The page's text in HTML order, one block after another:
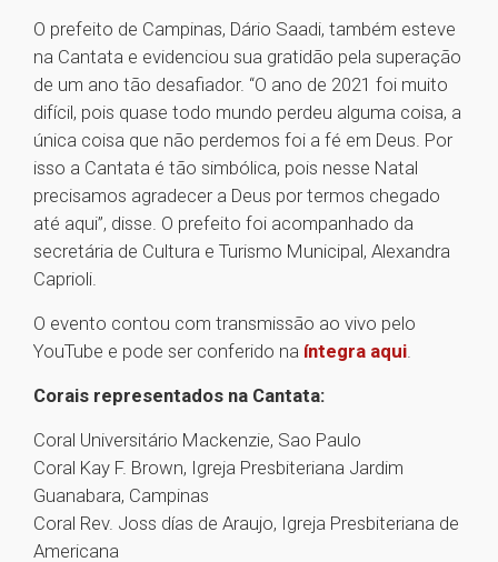
O prefeito de Campinas, Dário Saadi, também esteve
na Cantata e evidenciou sua gratidão pela superação
de um ano tão desafiador. “O ano de 2021 foi muito
difícil, pois quase todo mundo perdeu alguma coisa, a
única coisa que não perdemos foi a fé em Deus. Por
isso a Cantata é tão simbólica, pois nesse Natal
precisamos agradecer a Deus por termos chegado
até aqui”, disse. O prefeito foi acompanhado da
secretária de Cultura e Turismo Municipal, Alexandra
Caprioli.
O evento contou com transmissão ao vivo pelo
YouTube e pode ser conferido na íntegra aqui.
Corais representados na Cantata:
Coral Universitário Mackenzie, Sao Paulo
Coral Kay F. Brown, Igreja Presbiteriana Jardim
Guanabara, Campinas
Coral Rev. Joss días de Araujo, Igreja Presbiteriana de
Americana